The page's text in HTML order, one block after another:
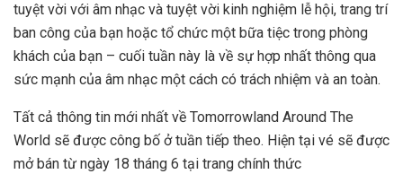
tuyệt vời với âm nhạc và tuyệt vời kinh nghiệm lễ hội, trang trí
ban công của bạn hoặc tổ chức một bữa tiệc trong phòng
khách của bạn – cuối tuần này là về sự hợp nhất thông qua
sức mạnh của âm nhạc một cách có trách nhiệm và an toàn.
Tất cả thông tin mới nhất về Tomorrowland Around The
World sẽ được công bố ở tuần tiếp theo. Hiện tại vé sẽ được
mở bán từ ngày 18 tháng 6 tại trang chính thức